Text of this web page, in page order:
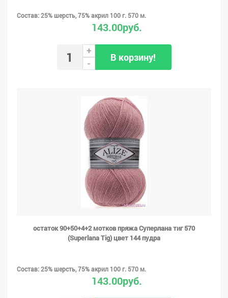
Состав: 25% шерсть, 75% акрил 100 г. 570 м.
143.00руб.
+
-
В корзину!
остаток 90+50+4+2 мотков пряжа Суперлана тиг 570
(Superlana Tig) цвет 144 пудра
Состав: 25% шерсть, 75% акрил 100 г. 570 м.
143.00руб.